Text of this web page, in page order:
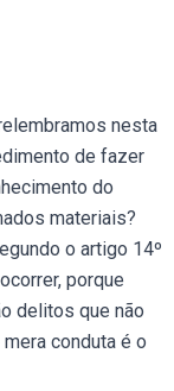
nesta
de fazer
do
materiais?
o artigo 14º
porque
delitos que não
conduta é o